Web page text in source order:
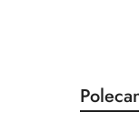
Pomiń
o